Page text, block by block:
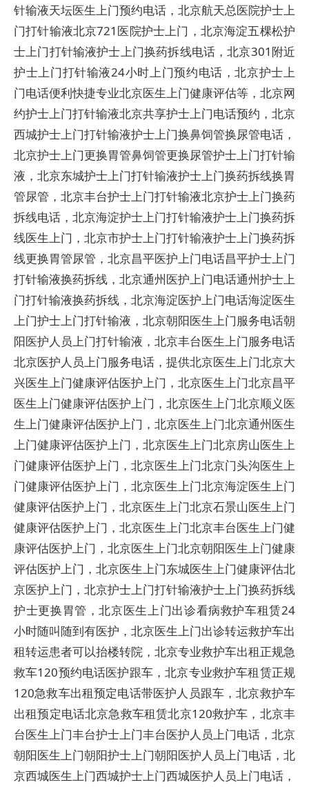
针输液天坛医生上门预约电话，北京航天总医院护士上
门打针输液北京721医院护士上门，北京海淀五棵松护
士上门打针输液护士上门换药拆线电话，北京301附近
护士上门打针输液24小时上门预约电话，北京护士上
门电话便利快捷专业北京医生上门健康评估等，北京网
约护士上门打针输液北京共享护士上门电话预约，北京
西城护士上门打针输液护士上门换鼻饲管换尿管电话，
北京护士上门更换胃管鼻饲管更换尿管护士上门打针输
液，北京东城护士上门打针输液护士上门换药拆线换胃
管尿管，北京丰台护士上门打针输液北京护士上门换药
拆线电话，北京海淀护士上门打针输液护士上门换药拆
线医生上门，北京市护士上门打针输液护士上门换药拆
线更换胃管尿管，北京昌平医护上门电话昌平护士上门
打针输液换药拆线，北京通州医护上门电话通州护士上
门打针输液换药拆线，北京海淀医护上门电话海淀医生
上门护士上门打针输液，北京朝阳医生上门服务电话朝
阳医护人员上门打针输液，北京丰台医生上门服务电话
北京医护人员上门服务电话，提供北京医生上门北京大
兴医生上门健康评估医护上门，北京医生上门北京昌平
医生上门健康评估医护上门，北京医生上门北京顺义医
生上门健康评估医护上门，北京医生上门北京通州医生
上门健康评估医护上门，北京医生上门北京房山医生上
门健康评估医护上门，北京医生上门北京门头沟医生上
门健康评估医护上门，北京医生上门北京海淀医生上门
健康评估医护上门，北京医生上门北京石景山医生上门
健康评估医护上门，北京医生上门北京丰台医生上门健
康评估医护上门，北京医生上门北京朝阳医生上门健康
评估医护上门，北京医生上门东城医生上门健康评估北
京医护上门，北京护士上门打针输液护士上门换药拆线
护士更换胃管，北京医生上门出诊看病救护车租赁24
小时随叫随到有医护，北京医生上门出诊转运救护车出
租转运患者可以抬楼转院，北京专业救护车出租正规急
救车120预约电话医护跟车，北京专业救护车租赁正规
120急救车出租预定电话带医护人员跟车，北京救护车
出租预定电话北京急救车租赁北京120救护车，北京丰
台医生上门丰台护士上门丰台医护人员上门电话，北京
朝阳医生上门朝阳护士上门朝阳医护人员上门电话，北
京西城医生上门西城护士上门西城医护人员上门电话，